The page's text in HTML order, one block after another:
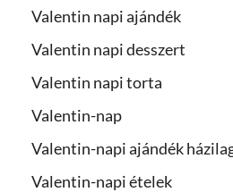
Valentin napi ajándék
Valentin napi desszert
Valentin napi torta
Valentin-nap
Valentin-napi ajándék
Valentin-napi ételek